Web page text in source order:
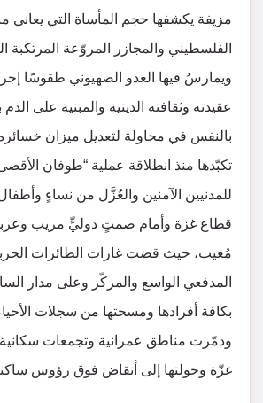
مزيفة يكشفها حجم المأساة التي يعاني
الفلسطيني والمجازر المروّعة المرتكبة
ويمارسُ فيها العدو الصهيوني طقوسًا
عقيدته وثقافته الدينية والمبنية على
بالنفس في محاولة لتعديل ميزان خسائره
تكبّدها منذ انطلاقة عملية “طوفان
للمدنيين الآمنين والعُزَّل من نساءٍ
قطاع غزة وأمام صمتٍ دوليٍّ مريب
مُعيب، حيث قضت غارات الطائرات
المدفعي الواسع والمركّز وعلى مدار
بكافة أفرادها ومسحتها من سجلات
ودمّرت مناطق عمرانية وتجمعات
غزّة وحولتها إلى أنقاض فوق رؤوس